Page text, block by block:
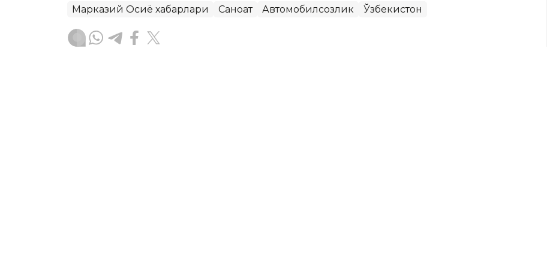
Марказий Осиё хабарлари Саноат Автомобилсозлик Ўзбекистон